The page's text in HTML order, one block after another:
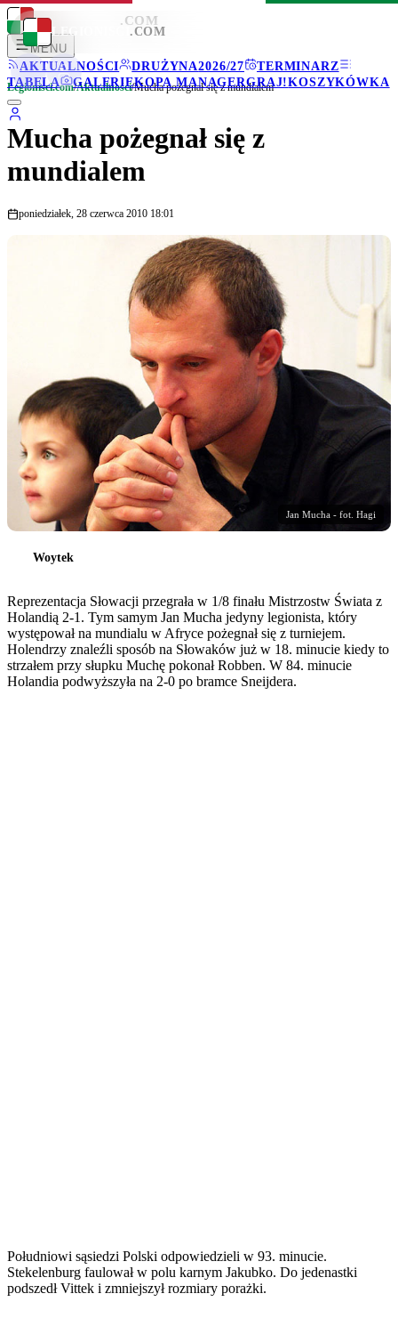
LEGIONISCI .COM
MENU
AKTUALNOŚCI
DRUŻYNA2026/27
TERMINARZ
TABELA
GALERIEKOPA MANAGERGRAJ!KOSZYKÓWKA
LEGIONISCI .COM
Legionisci.com/Aktualności/Mucha pożegnał się z mundialem
Mucha pożegnał się z
mundialem
poniedziałek, 28 czerwca 2010 18:01
Jan Mucha - fot. Hagi
Woytek
Reprezentacja Słowacji przegrała w 1/8 finału Mistrzostw Świata z
Holandią 2-1. Tym samym Jan Mucha jedyny legionista, który
występował na mundialu w Afryce pożegnał się z turniejem.
Holendrzy znaleźli sposób na Słowaków już w 18. minucie kiedy to
strzałem przy słupku Muchę pokonał Robben. W 84. minucie
Holandia podwyższyła na 2-0 po bramce Sneijdera.
Południowi sąsiedzi Polski odpowiedzieli w 93. minucie.
Stekelenburg faulował w polu karnym Jakubko. Do jedenastki
podszedł Vittek i zmniejszył rozmiary porażki.